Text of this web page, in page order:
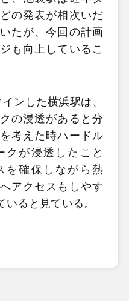
の発表が相次いだ
たが、今回の計画
も向上しているこ
ンした横浜駅は、
の浸透があると分
考えた時ハードル
クが浸透したこと
を確保しながら熱
アクセスもしやす
ると見ている。